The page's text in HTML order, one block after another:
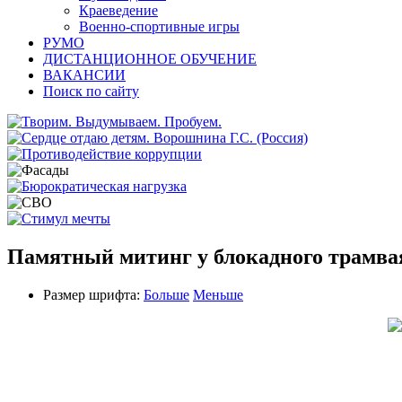
Краеведение
Военно-спортивные игры
РУМО
ДИСТАНЦИОННОЕ ОБУЧЕНИЕ
ВАКАНСИИ
Поиск по сайту
Памятный митинг у блокадного
Размер шрифта: Больше Меньше